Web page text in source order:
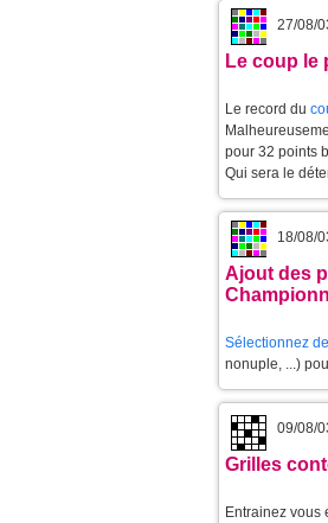
27/08/
Le coup le
Le record du
pour 32 points
Qui sera le
18/08/
Ajout des
Sélectionnez
nonuple, ...)
09/08/
Grilles
Entrainez vous